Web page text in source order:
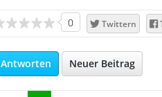
0 Twittern
Antworten Neuer Beitrag